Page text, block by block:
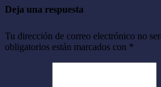
Deja una respuesta
Tu dirección de correo electrónico no
obligatorios están marcados con *